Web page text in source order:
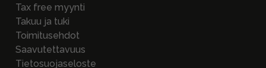
Tax free myynti
Takuu ja tuki
Toimitusehdot
Saavutettavuus
Tietosuojaseloste